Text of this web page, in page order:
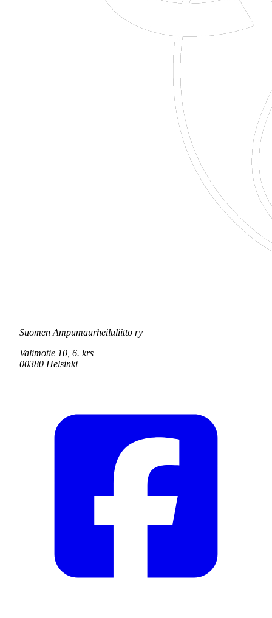
Suomen Ampumaurheiluliitto ry
Valimotie 10, 6. krs
00380 Helsinki